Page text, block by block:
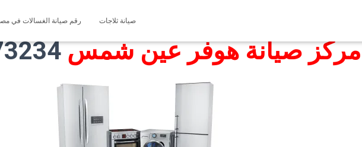
صيانة ثلاجات رقم صيانة الغسالات في مصر
مركز صيانة هوفر عين شمس01200373234